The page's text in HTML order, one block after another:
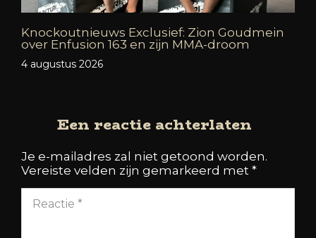
Knockoutnieuws Exclusief: Zion Goudmein
over Enfusion 163 en zijn MMA-droom
4 augustus 2026
Een reactie achterlaten
Je e-mailadres zal niet getoond worden.
Vereiste velden zijn gemarkeerd met *